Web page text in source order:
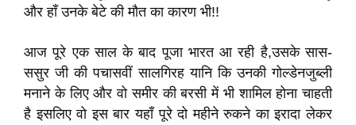
और हाँ उनके बेटे की मौत का कारण भी!!
आज पूरे एक साल के बाद पूजा भारत आ रही है,उसके सास-
ससुर जी की पचासवीं सालगिरह यानि कि उनकी गोल्डेनजुब्ली
मनाने के लिए और वो समीर की बरसी में भी शामिल होना चाहती
है इसलिए वो इस बार यहाँ पूरे दो महीने रुकने का इरादा लेकर